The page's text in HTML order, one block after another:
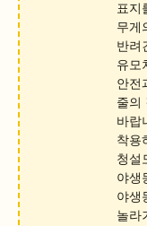
표지
무게
반려
유모
안전
줄의
바랍
착용
청설
야생
야생
놀라